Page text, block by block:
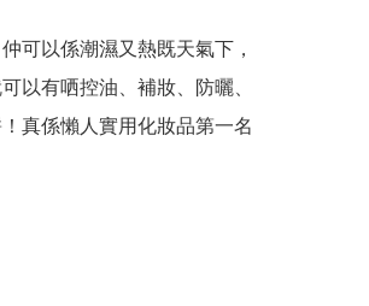
可以係潮濕又熱既天氣下，
以有哂控油、補妝、防曬、
真係懶人實用化妝品第一名